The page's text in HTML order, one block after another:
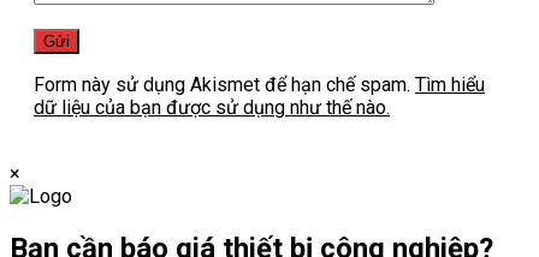
Form này sử dụng Akismet để hạn chế spam. Tìm hiểu
dữ liệu của bạn được sử dụng như thế nào.
×
Bạn cần báo giá thiết bị công nghiệp?